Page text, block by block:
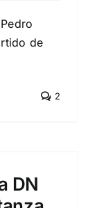
de
2
DN